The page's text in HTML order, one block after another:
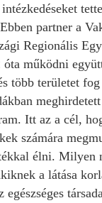
partner a
Regionális
óta működni
több területet fog
Itt az a cél,
számára
élni. Milyen
a látása
egészséges